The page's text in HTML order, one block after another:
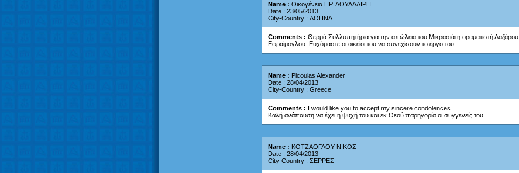
Name : Οικογένεια ΗΡ. ΔΟΥΛΑΔΙΡΗ
Date : 23/05/2013
City-Country : ΑΘΗΝΑ
Comments : Θερμά Συλλυπητήρια για την απώλεια του Μικρασιάτη οραματιστή Λαζάρου
Εφραίμογλου. Ευχόμαστε οι οικείοι του να συνεχίσουν το έργο του.
Name : Picoulas Alexander
Date : 28/04/2013
City-Country : Greece
Comments : I would like you to accept my sincere condolences.
Καλή ανάπαυση να έχει η ψυχή του και εκ Θεού παρηγορία οι συγγενείς του.
Name : ΚΟΤΖΑΟΓΛΟΥ ΝΙΚΟΣ
Date : 28/04/2013
City-Country : ΣΕΡΡΕΣ